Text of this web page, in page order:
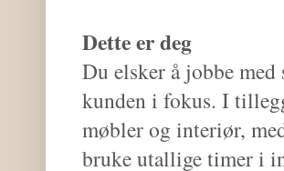
Dette er deg
Du elsker å jobbe
kunden i fokus. I
møbler og interiør,
bruke utallige timer i